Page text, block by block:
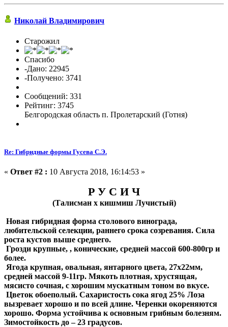
Николай Владимирович
Старожил
Спасибо
-Дано: 22945
-Получено: 3741
Сообщений: 331
Рейтинг: 3745
Белгородская область п. Пролетарский (Готня)
Re: Гибридные формы Гусева С.Э.
« Ответ #2 : 10 Августа 2018, 16:14:53 »
Р У С И Ч
(Талисман х кишмиш Лучистый)
Новая гибридная форма столового винограда,
любительской селекции, раннего срока созревания. Сила
роста кустов выше среднего.
Грозди крупные, , конические, средней массой 600-800гр и
более.
Ягода крупная, овальная, янтарного цвета, 27х22мм,
средней массой 9-11гр. Мякоть плотная, хрустящая,
мясисто сочная, с хорошим мускатным тоном во вкусе.
Цветок обоеполый. Сахаристость сока ягод 25% Лоза
вызревает хорошо и по всей длине. Черенки окореняются
хорошо. Форма устойчива к основным грибным болезням.
Зимостойкость до – 23 градусов.